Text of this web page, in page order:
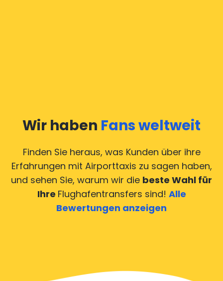
Wir haben Fans weltweit
Finden Sie heraus, was Kunden über ihre
Erfahrungen mit Airporttaxis zu sagen haben,
und sehen Sie, warum wir die beste Wahl für
Ihre Flughafentransfers sind! Alle
Bewertungen anzeigen